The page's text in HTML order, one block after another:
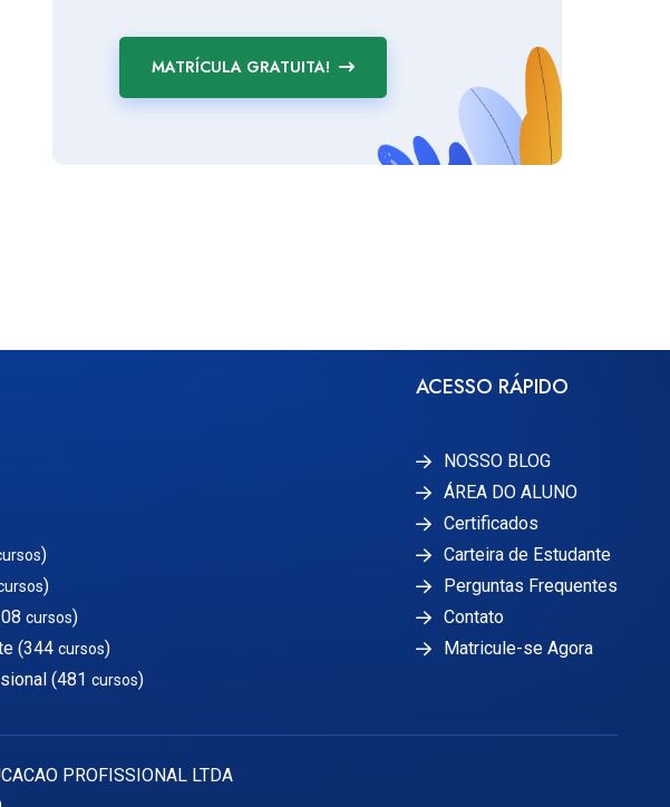
MATRÍCULA GRATUITA!
)
)
cursos)
(344 cursos)
(481 cursos)
ACESSO RÁPIDO
NOSSO BLOG
ÁREA DO ALUNO
Certificados
Carteira de Estudante
Perguntas Frequentes
Contato
Matricule-se Agora
PROFISSIONAL LTDA